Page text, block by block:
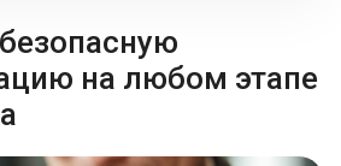
на любом этапе